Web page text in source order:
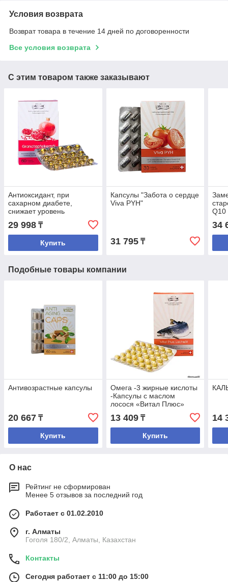
Условия возврата
Возврат товара в течение 14 дней по договоренности
Все условия возврата
С этим товаром также заказывают
Антиоксидант, при
сахарном диабете,
снижает уровень
холестерина-масло
граната.
29 998 ₸
Купить
Капсулы "Забота о сердце
Viva PYH"
31 795₸
Q10
34
Подобные товары компании
Антивозрастные капсулы
20 667 ₸
Купить
Омега -3 жирные кислоты
-Капсулы с маслом
лосося «Витал Плюс»
13 409₸
Купить
14
О нас
Рейтинг не сформирован
Менее 5 отзывов за последний год
Работает с 01.02.2010
г. Алматы
Гоголя 180/2, Алматы, Казахстан
Контакты
Сегодня работает с 11:00 до 15:00